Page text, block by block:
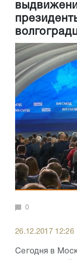
0
26.12.2017 12:26
Сегодня в